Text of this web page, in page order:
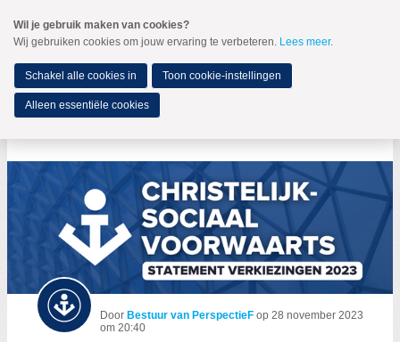
naar
Spring
de
inhoud
Spring
naar
MENU
Door Bestuur van PerspectieF op 28 november 2023
om 20:40
Wil je gebruik maken van cookies?
Wij gebruiken cookies om jouw ervaring te verbeteren. Lees meer.
Schakel alle cookies in Toon cookie-instellingen
Alleen essentiële cookies